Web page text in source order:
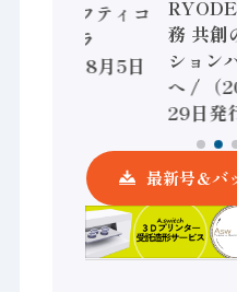
かすセーフティコ
ントローラ
（2026年8月5日
務 共創
ション
へ / （
29日発
最新号＆バ